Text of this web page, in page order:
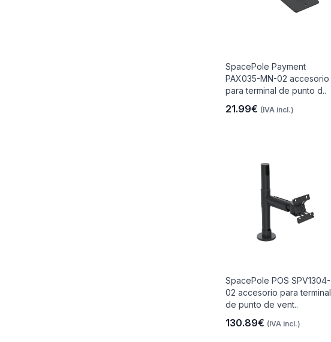
SpacePole Payment
PAX035-MN-02 accesorio
para terminal de punto d..
21.99€ (IVA incl.)
SpacePole POS SPV1304-
02 accesorio para terminal
de punto de vent..
130.89€ (IVA incl.)